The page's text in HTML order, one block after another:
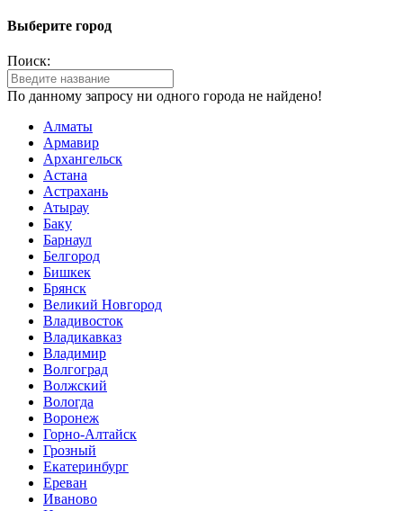
Выберите город
Поиск:
По данному запросу ни одного города не найдено!
Алматы
Армавир
Архангельск
Астана
Астрахань
Атырау
Баку
Барнаул
Белгород
Бишкек
Брянск
Великий Новгород
Владивосток
Владикавказ
Владимир
Волгоград
Волжский
Вологда
Воронеж
Горно-Алтайск
Грозный
Екатеринбург
Ереван
Иваново